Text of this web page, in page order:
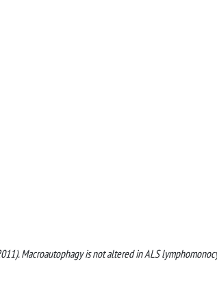
Macroautophagy is not altered in ALS